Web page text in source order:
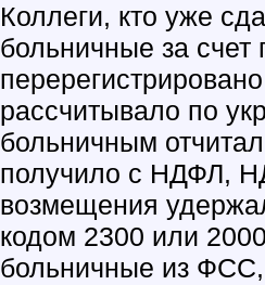
Коллеги, кто уже
больничные за
рассчитывало по
больничным
получило с НДФЛ,
возмещения
кодом 2300 или
больничные из